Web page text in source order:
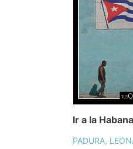
Ir a la Habana
PADURA,